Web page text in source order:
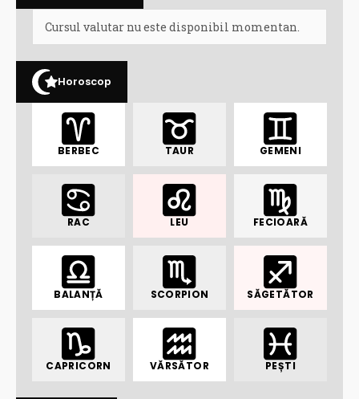
Cursul valutar nu este disponibil momentan.
Horoscop
BERBEC TAUR GEMENI
RAC LEU FECIOARĂ
BALANȚĂ SCORPION SĂGETĂTOR
CAPRICORN VĂRSĂTOR PEȘTI